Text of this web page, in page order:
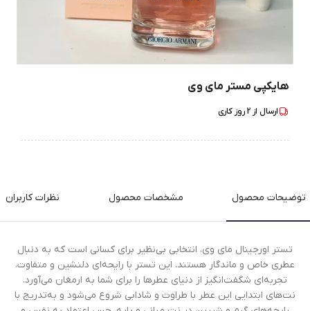
هایکپی مستر مای وی
ارسال از 2روز کاری
توضیحات محصول مشخصات محصول نظرات کاربران
تستر اورجینال مای وی، انتخابی بی‌نظیر برای کسانی است که به دنبال
عطری خاص و ماندگار هستند. این تستر با رایحه‌ای دلنشین و متفاوت،
تجربه‌ای شگفت‌انگیز از دنیای عطرها را برای شما به ارمغان می‌آورد.
نت‌های ابتدایی این عطر با طراوت و شادابی شروع می‌شود و به‌تدریج با